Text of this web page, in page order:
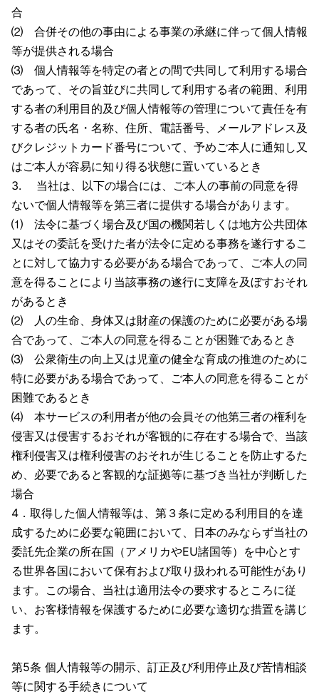
合
⑵ 合併その他の事由による事業の承継に伴って個人情報
等が提供される場合
⑶ 個人情報等を特定の者との間で共同して利用する場合
であって、その旨並びに共同して利用する者の範囲、利用
する者の利用目的及び個人情報等の管理について責任を有
する者の氏名・名称、住所、電話番号、メールアドレス及
びクレジットカード番号について、予めご本人に通知し又
はご本人が容易に知り得る状態に置いているとき
3. 当社は、以下の場合には、ご本人の事前の同意を得
ないで個人情報等を第三者に提供する場合があります。
⑴ 法令に基づく場合及び国の機関若しくは地方公共団体
又はその委託を受けた者が法令に定める事務を遂行するこ
とに対して協力する必要がある場合であって、ご本人の同
意を得ることにより当該事務の遂行に支障を及ぼすおそれ
があるとき
⑵ 人の生命、身体又は財産の保護のために必要がある場
合であって、ご本人の同意を得ることが困難であるとき
⑶ 公衆衛生の向上又は児童の健全な育成の推進のために
特に必要がある場合であって、ご本人の同意を得ることが
困難であるとき
⑷ 本サービスの利用者が他の会員その他第三者の権利を
侵害又は侵害するおそれが客観的に存在する場合で、当該
権利侵害又は権利侵害のおそれが生じることを防止するた
め、必要であると客観的な証拠等に基づき当社が判断した
場合
4．取得した個人情報等は、第３条に定める利用目的を達
成するために必要な範囲において、日本のみならず当社の
委託先企業の所在国（アメリカやEU諸国等）を中心とす
る世界各国において保有および取り扱われる可能性があり
ます。この場合、当社は適用法令の要求するところに従
い、お客様情報を保護するために必要な適切な措置を講じ
ます。
第5条 個人情報等の開示、訂正及び利用停止及び苦情相談
等に関する手続きについて